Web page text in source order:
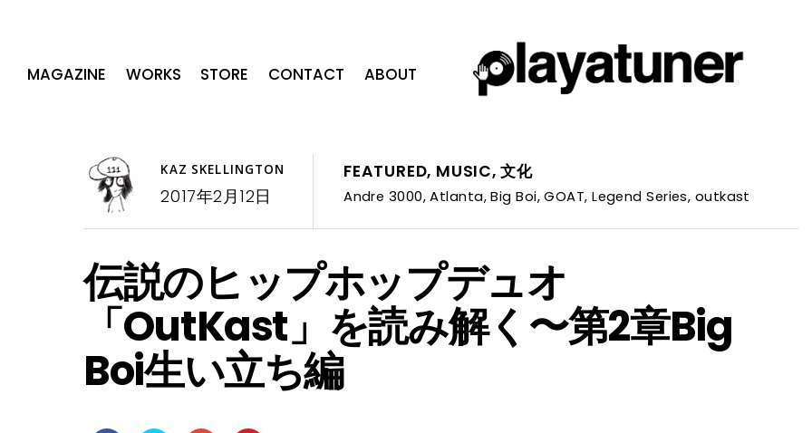
MAGAZINE WORKS STORE CONTACT ABOUT
KAZ SKELLINGTON
2017年2月12日
FEATURED, MUSIC,文化
Andre 3000,Atlanta,Big Boi,GOAT,Legend Series, outkast
伝説のヒップホップデュオ
「OutKast」を読み解く〜第2章Big
Boi生い立ち編